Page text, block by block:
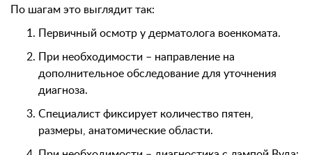
По шагам это выглядит так:
Первичный осмотр у дерматолога военкомата.
При необходимости – направление на
дополнительное обследование для уточнения
диагноза.
Специалист фиксирует количество пятен,
размеры, анатомические области.